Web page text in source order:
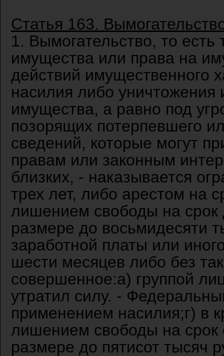
Статья 163.
1. Вымогательство, то
имущества или права на
действий имущественного
насилия либо уничтожения
имущества, а равно под
позорящих потерпевшего
сведений, которые могут
правам или законным
близких, - наказывается
трех лет, либо арестом на
лишением свободы на
размере до восьмидесяти
заработной платы или
шести месяцев либо без
совершенное:а) группой
утратил силу. -
применением насилия;г) в
лишением свободы на
размере до пятисот тысяч